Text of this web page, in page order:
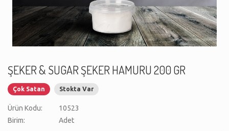
ŞEKER & SUGAR ŞEKER HAMURU 200 GR
Çok Satan Stokta Var
Ürün Kodu:
10523
Birim:
Adet